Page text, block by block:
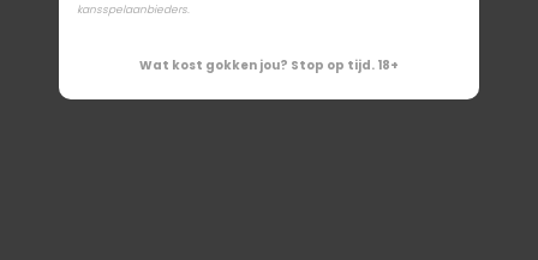
kansspelaanbieders.
Wat kost gokken jou? Stop op tijd. 18+